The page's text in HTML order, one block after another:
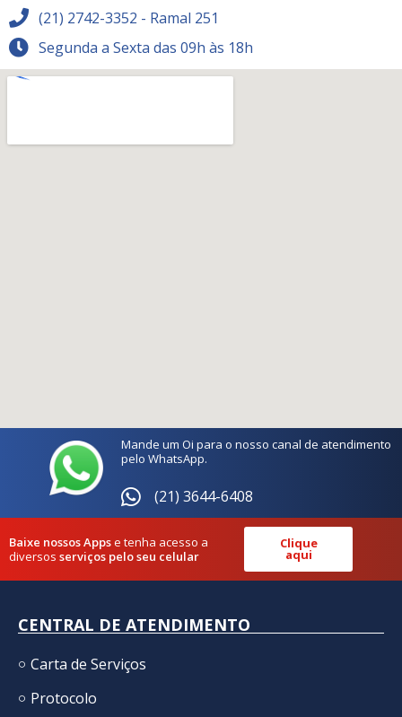
(21) 2742-3352 - Ramal 251
Segunda a Sexta das 09h às 18h
Mande um Oi para o nosso canal de atendimento
pelo WhatsApp.
(21) 3644-6408
Baixe nossos Appse tenha acesso a
diversos serviços pelo seu celular
Clique
aqui
CENTRAL DE ATENDIMENTO
Carta de Serviços
Protocolo